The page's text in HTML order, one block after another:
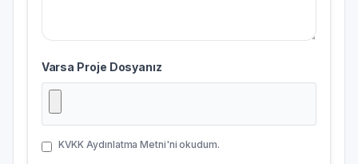
Varsa Proje Dosyanız
KVKK Aydınlatma Metni'ni okudum.